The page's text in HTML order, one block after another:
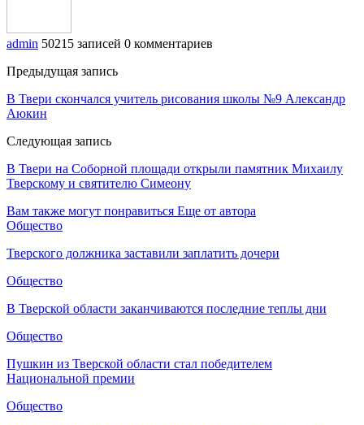
admin 50215 записей 0 комментариев
Предыдущая запись
В Твери скончался учитель рисования школы №9 Александр
Аюкин
Следующая запись
В Твери на Соборной площади открыли памятник Михаилу
Тверскому и святителю Симеону
Вам также могут понравиться Еще от автора
Общество
Тверского должника заставили заплатить дочери
Общество
В Тверской области заканчиваются последние теплы дни
Общество
Пушкин из Тверской области стал победителем
Национальной премии
Общество